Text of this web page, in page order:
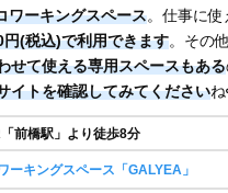
ワーキングスペース。仕事に
(税込)で利用できます。その
せて使える専用スペースもある
イトを確認してみてくださいね
前橋駅」より徒歩8分
ーキングスペース「GALYEA」